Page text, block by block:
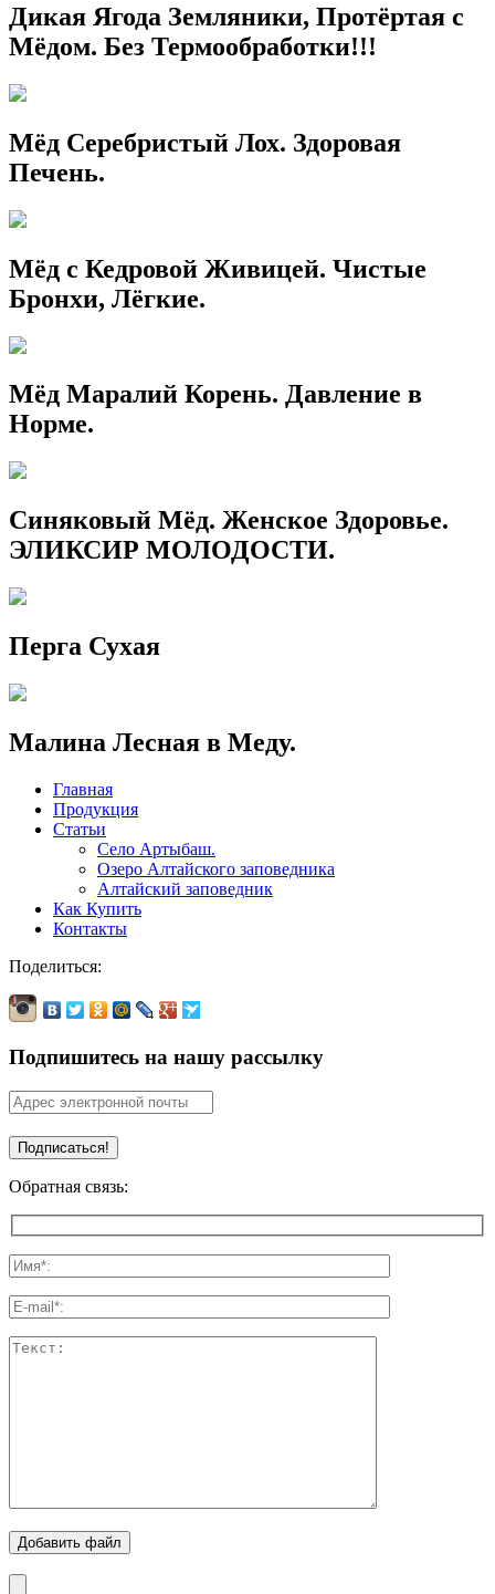
Дикая Ягода Земляники, Протёртая с
Мёдом. Без Термообработки!!!
Мёд Серебристый Лох. Здоровая
Печень.
Мёд с Кедровой Живицей. Чистые
Бронхи, Лёгкие.
Мёд Маралий Корень. Давление в
Норме.
Синяковый Мёд. Женское Здоровье.
ЭЛИКСИР МОЛОДОСТИ.
Перга Сухая
Малина Лесная в Меду.
Главная
Продукция
Статьи
Село Артыбаш.
Озеро Алтайского заповедника
Алтайский заповедник
Как Купить
Контакты
Поделиться:
Подпишитесь на нашу рассылку
Обратная связь:
Добавить файл